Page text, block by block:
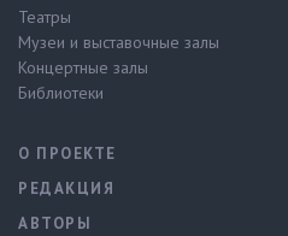
Театры
Музеи и выставочные залы
Концертные залы
Библиотеки
О ПРОЕКТЕ
РЕДАКЦИЯ
АВТОРЫ